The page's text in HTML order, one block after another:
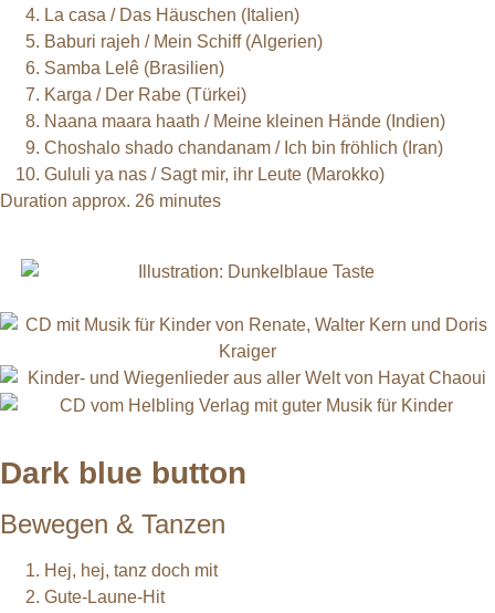
La casa / Das Häuschen (Italien)
Baburi rajeh / Mein Schiff (Algerien)
Samba Lelê (Brasilien)
Karga / Der Rabe (Türkei)
Naana maara haath / Meine kleinen Hände (Indien)
Choshalo shado chandanam / Ich bin fröhlich (Iran)
Gululi ya nas / Sagt mir, ihr Leute (Marokko)
Duration approx. 26 minutes
Dark blue button
Bewegen & Tanzen
Hej, hej, tanz doch mit
Gute-Laune-Hit